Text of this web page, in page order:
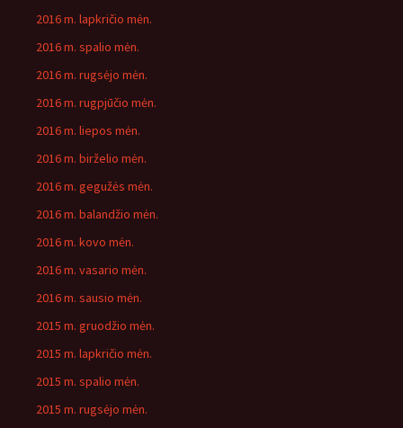
2016 m. lapkričio mėn.
2016 m. spalio mėn.
2016 m. rugsėjo mėn.
2016 m. rugpjūčio mėn.
2016 m. liepos mėn.
2016 m. birželio mėn.
2016 m. gegužės mėn.
2016 m. balandžio mėn.
2016 m. kovo mėn.
2016 m. vasario mėn.
2016 m. sausio mėn.
2015 m. gruodžio mėn.
2015 m. lapkričio mėn.
2015 m. spalio mėn.
2015 m. rugsėjo mėn.